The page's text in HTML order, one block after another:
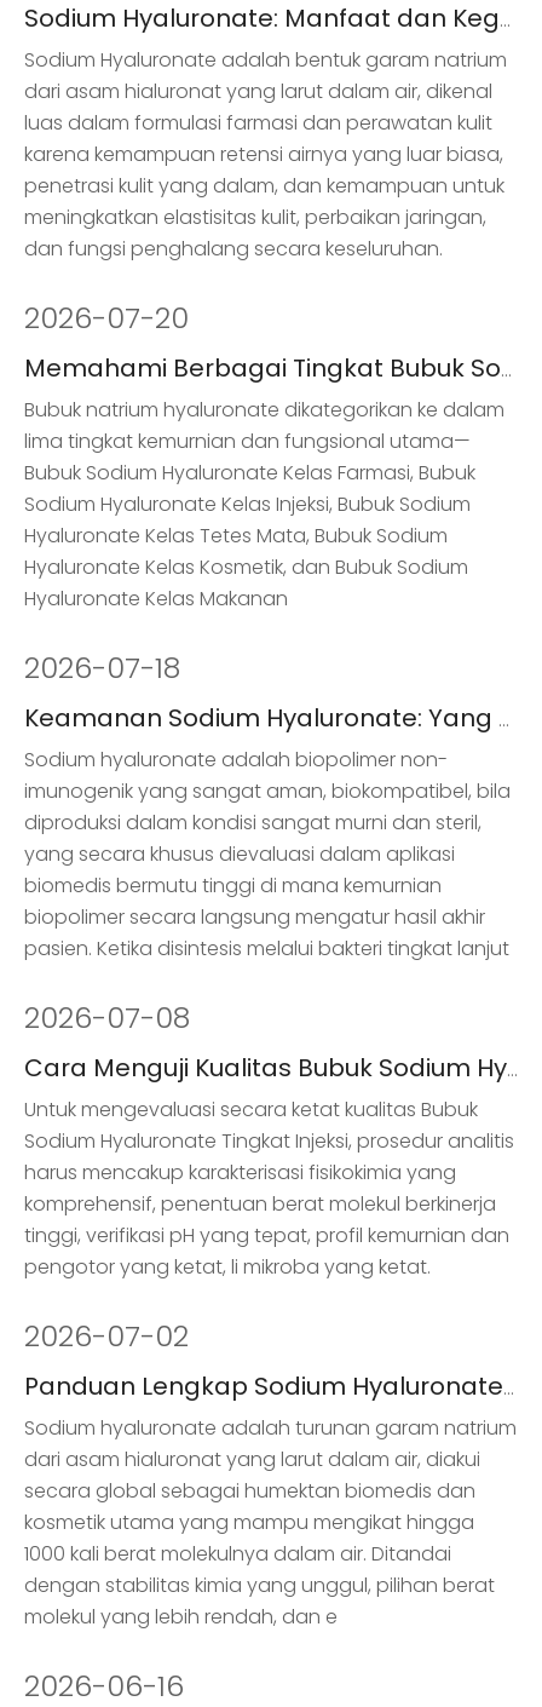
Sodium Hyaluronate: Manfaat dan Kegunaan dalam Perawatan Kulit
Sodium Hyaluronate adalah bentuk garam natrium
dari asam hialuronat yang larut dalam air, dikenal
luas dalam formulasi farmasi dan perawatan kulit
karena kemampuan retensi airnya yang luar biasa,
penetrasi kulit yang dalam, dan kemampuan untuk
meningkatkan elastisitas kulit, perbaikan jaringan,
dan fungsi penghalang secara keseluruhan.
2026-07-20
Memahami Berbagai Tingkat Bubuk Sodium Hyaluronate
Bubuk natrium hyaluronate dikategorikan ke dalam
lima tingkat kemurnian dan fungsional utama—
Bubuk Sodium Hyaluronate Kelas Farmasi, Bubuk
Sodium Hyaluronate Kelas Injeksi, Bubuk Sodium
Hyaluronate Kelas Tetes Mata, Bubuk Sodium
Hyaluronate Kelas Kosmetik, dan Bubuk Sodium
Hyaluronate Kelas Makanan
2026-07-18
Keamanan Sodium Hyaluronate: Yang Perlu Anda Ketahui
Sodium hyaluronate adalah biopolimer non-
imunogenik yang sangat aman, biokompatibel, bila
diproduksi dalam kondisi sangat murni dan steril,
yang secara khusus dievaluasi dalam aplikasi
biomedis bermutu tinggi di mana kemurnian
biopolimer secara langsung mengatur hasil akhir
pasien. Ketika disintesis melalui bakteri tingkat lanjut
2026-07-08
Cara Menguji Kualitas Bubuk Sodium Hyaluronate
Untuk mengevaluasi secara ketat kualitas Bubuk
Sodium Hyaluronate Tingkat Injeksi, prosedur analitis
harus mencakup karakterisasi fisikokimia yang
komprehensif, penentuan berat molekul berkinerja
tinggi, verifikasi pH yang tepat, profil kemurnian dan
pengotor yang ketat, li mikroba yang ketat.
2026-07-02
Panduan Lengkap Sodium Hyaluronate dalam Perawatan Kulit
Sodium hyaluronate adalah turunan garam natrium
dari asam hialuronat yang larut dalam air, diakui
secara global sebagai humektan biomedis dan
kosmetik utama yang mampu mengikat hingga
1000 kali berat molekulnya dalam air. Ditandai
dengan stabilitas kimia yang unggul, pilihan berat
molekul yang lebih rendah, dan e
2026-06-16